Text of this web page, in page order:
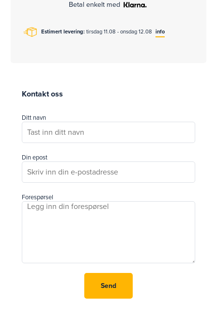
Betal enkelt med
Estimert levering: tirsdag 11.08 - onsdag 12.08 info
Kontakt oss
Ditt navn
Din epost
Forespørsel